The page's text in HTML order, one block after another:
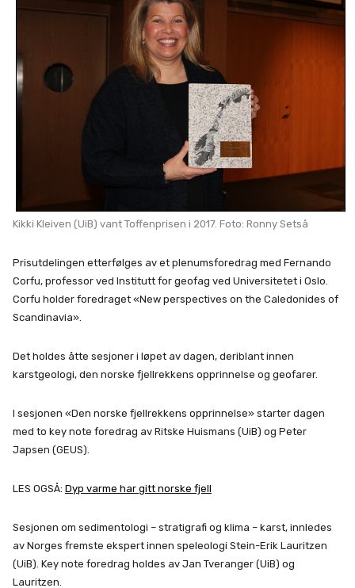
Kikki Kleiven (UiB) vant Toffenprisen i 2017. Foto: Ronny Setså
Prisutdelingen etterfølges av et plenumsforedrag med Fernando
Corfu, professor ved Institutt for geofag ved Universitetet i Oslo.
Corfu holder foredraget «New perspectives on the Caledonides of
Scandinavia».
Det holdes åtte sesjoner i løpet av dagen, deriblant innen
karstgeologi, den norske fjellrekkens opprinnelse og geofarer.
I sesjonen «Den norske fjellrekkens opprinnelse» starter dagen
med to key note foredrag av Ritske Huismans (UiB) og Peter
Japsen (GEUS).
LES OGSÅ: Dyp varme har gitt norske fjell
Sesjonen om sedimentologi – stratigrafi og klima – karst, innledes
av Norges fremste ekspert innen speleologi Stein-Erik Lauritzen
(UiB). Key note foredrag holdes av Jan Tveranger (UiB) og
Lauritzen.